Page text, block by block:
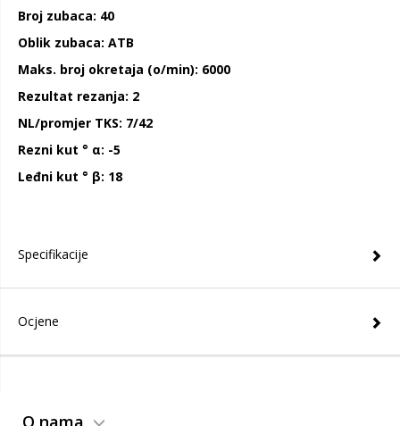
Broj zubaca: 40
Oblik zubaca: ATB
Maks. broj okretaja (o/min): 6000
Rezultat rezanja: 2
NL/promjer TKS: 7/42
Rezni kut ° α: -5
Leđni kut ° β: 18
Specifikacije
Ocjene
O nama